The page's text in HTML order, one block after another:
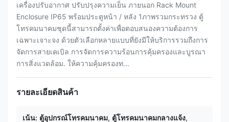
เครื่องปรับอากาศ ปรับปรุงความเย็น ภายนอก Rack Mount
Enclosure IP65 พร้อมประตูหน้า / หลัง 1ภาพรวมกระทรวง ตู้
โทรคมนาคมชุดนี้สามารถตั้งค่าเพื่อตอบสนองความต้องการ
เฉพาะเจาะจง ด้วยตัวเลือกหลายแบบที่ยังมีให้บริการรวมถึงการ
จัดการสายเคเบิล การจัดการความร้อนการคุ้มครองและบูรณา
การสิ่งแวดล้อม. ให้ความคุ้มครองท...
รายละเอียดสินค้า
เน้น: ตู้อุปกรณ์โทรคมนาคม, ตู้โทรคมนาคมกลางแจ้ง,